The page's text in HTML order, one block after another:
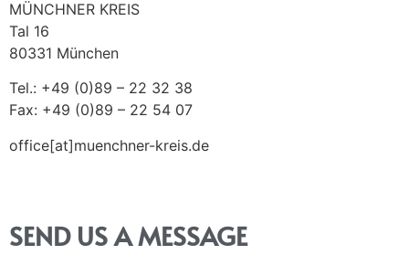
MÜNCHNER KREIS
Tal 16
80331 München
Tel.: +49 (0)89 – 22 32 38
Fax: +49 (0)89 – 22 54 07
office[at]muenchner-kreis.de
SEND US A MESSAGE